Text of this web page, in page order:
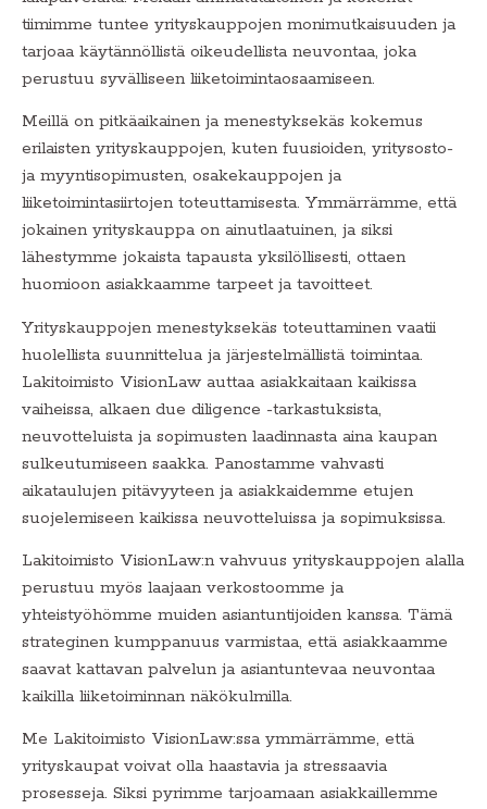
tiimimme tuntee yrityskauppojen monimutkaisuuden ja
tarjoaa käytännöllistä oikeudellista neuvontaa, joka
perustuu syvälliseen liiketoimintaosaamiseen.
Meillä on pitkäaikainen ja menestyksekäs kokemus
erilaisten yrityskauppojen, kuten fuusioiden, yritysosto-
ja myyntisopimusten, osakekauppojen ja
liiketoimintasiirtojen toteuttamisesta. Ymmärrämme, että
jokainen yrityskauppa on ainutlaatuinen, ja siksi
lähestymme jokaista tapausta yksilöllisesti, ottaen
huomioon asiakkaamme tarpeet ja tavoitteet.
Yrityskauppojen menestyksekäs toteuttaminen vaatii
huolellista suunnittelua ja järjestelmällistä toimintaa.
Lakitoimisto VisionLaw auttaa asiakkaitaan kaikissa
vaiheissa, alkaen due diligence -tarkastuksista,
neuvotteluista ja sopimusten laadinnasta aina kaupan
sulkeutumiseen saakka. Panostamme vahvasti
aikataulujen pitävyyteen ja asiakkaidemme etujen
suojelemiseen kaikissa neuvotteluissa ja sopimuksissa.
Lakitoimisto VisionLaw:n vahvuus yrityskauppojen alalla
perustuu myös laajaan verkostoomme ja
yhteistyöhömme muiden asiantuntijoiden kanssa. Tämä
strateginen kumppanuus varmistaa, että asiakkaamme
saavat kattavan palvelun ja asiantuntevaa neuvontaa
kaikilla liiketoiminnan näkökulmilla.
Me Lakitoimisto VisionLaw:ssa ymmärrämme, että
yrityskaupat voivat olla haastavia ja stressaavia
prosesseja. Siksi pyrimme tarjoamaan asiakkaillemme